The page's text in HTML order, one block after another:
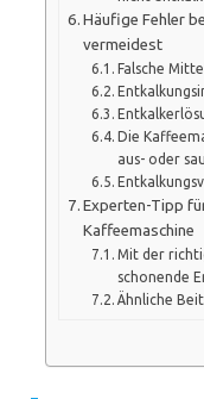
Häufige Fehler
vermeidest
Falsche
Die
aus- oder
Experten-Tipp
Kaffeemaschine
Mit der
schonende
Ähnliche